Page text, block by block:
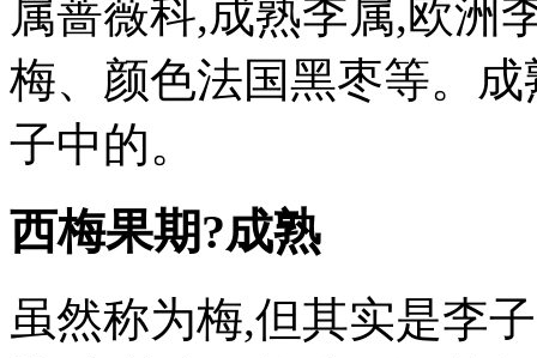
属蔷薇科,成熟李属,欧洲
梅、颜色法国黑枣等。
子中的。
西梅果期?成熟
虽然称为梅,但其实是李